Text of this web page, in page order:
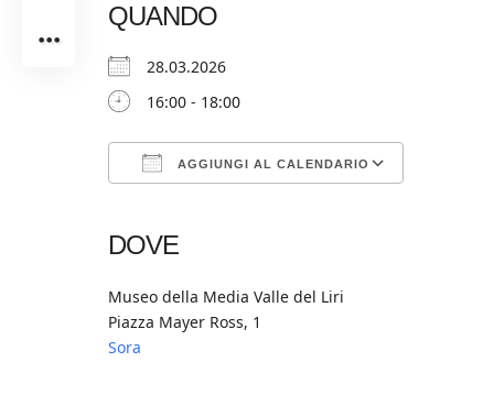
QUANDO
28.03.2026
16:00 - 18:00
AGGIUNGI AL CALENDARIO
DOVE
Museo della Media Valle del Liri
Piazza Mayer Ross, 1
Sora